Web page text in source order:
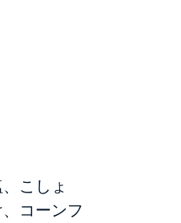
こしょ
コーンフ